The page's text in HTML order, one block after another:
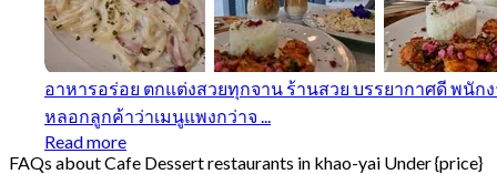
อาหารอร่อย ตกแต่งสวยทุกจาน ร้านสวย บรรยากาศดี พนัก
หลอกลูกค้าว่าเมนูแพงกว่าจ ...
Read more
FAQs about Cafe Dessert restaurants in khao-yai Under {price}